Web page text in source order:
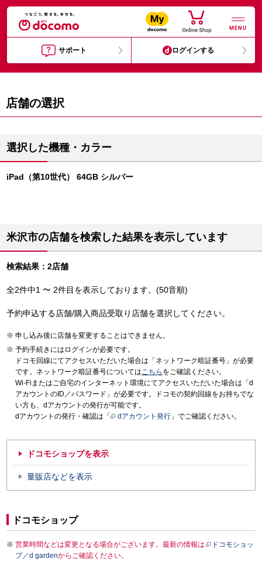
MENU
サポート ログインする
店舗の選択
選択した機種・カラー
iPad（第10世代） 64GB シルバー
米沢市の店舗を検索した結果を表示しています
検索結果：2店舗
全2件中1 〜 2件目を表示しております。(50音順)
予約申込する店舗/購入商品受取り店舗を選択してください。
申し込み後に店舗を変更することはできません。
予約手続きにはログインが必要です。
ドコモ回線にてアクセスいただいた場合は「ネットワーク暗証番号」が必要
です。ネットワーク暗証番号についてはこちら をご確認ください。
Wi-Fiまたはご自宅のインターネット環境にてアクセスいただいた場合は「d
アカウントのID／パスワード」が必要です。ドコモの契約回線をお持ちでな
い方も、dアカウントの発行が可能です。
dアカウントの発行・確認は「
dアカウント発行 」でご確認ください。
ドコモショップを表示
量販店などを表示
ドコモショップ
営業時間などは変更となる場合がございます。最新の情報は
ドコモショッ
プ／d gardenからご確認ください。